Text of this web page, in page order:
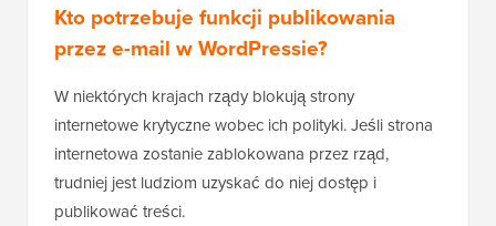
Kto potrzebuje funkcji publikowania
przez e-mail w WordPressie?
W niektórych krajach rządy blokują strony
internetowe krytyczne wobec ich polityki. Jeśli strona
internetowa zostanie zablokowana przez rząd,
trudniej jest ludziom uzyskać do niej dostęp i
publikować treści.